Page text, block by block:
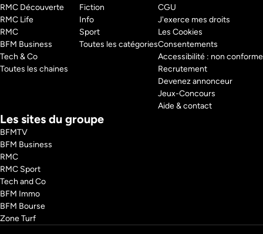
RMC Découverte
RMC Life
RMC
BFM Business
Tech & Co
Toutes les chaines
Fiction
Info
Sport
Toutes les catégories
CGU
J'exerce mes droits
Les Cookies
Consentements
Accessibilité : non conforme
Recrutement
Devenez annonceur
Jeux-Concours
Aide & contact
Les sites du groupe
BFMTV
BFM Business
RMC
RMC Sport
Tech and Co
BFM Immo
BFM Bourse
Zone Turf